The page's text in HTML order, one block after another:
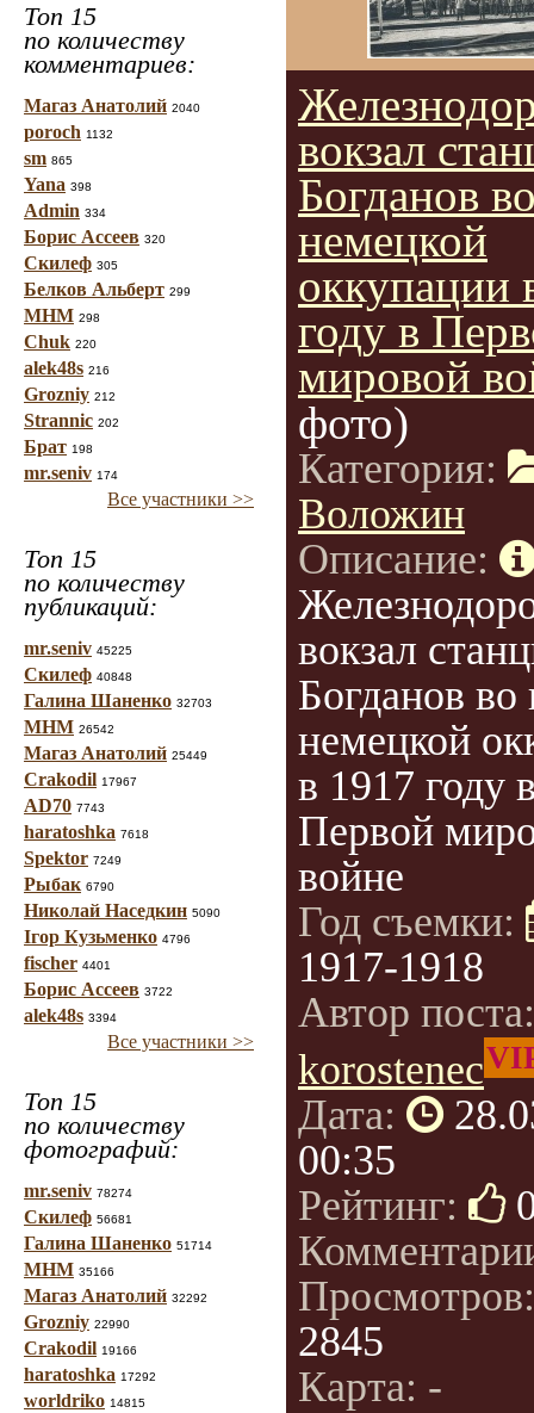
Топ 15
по количеству
комментариев:
Магаз Анатолий 2040
poroch 1132
sm 865
Yana 398
Admin 334
Борис Ассеев 320
Скилеф 305
Белков Альберт 299
МНМ 298
Chuk 220
alek48s 216
Grozniy 212
Strannic 202
Брат 198
mr.seniv 174
Все участники >>
Топ 15
по количеству
публикаций:
mr.seniv 45225
Скилеф 40848
Галина Шаненко 32703
МНМ 26542
Магаз Анатолий 25449
Crakodil 17967
AD70 7743
haratoshka 7618
Spektor 7249
Рыбак 6790
Николай Наседкин 5090
Ігор Кузьменко 4796
fischer 4401
Борис Ассеев 3722
alek48s 3394
Все участники >>
Топ 15
по количеству
фотографий:
mr.seniv 78274
Скилеф 56681
Галина Шаненко 51714
МНМ 35166
Магаз Анатолий 32292
Grozniy 22990
Crakodil 19166
haratoshka 17292
worldriko 14815
вокзал
Богданов
немецкой
оккупации
году в
мировой
фото)
Категория:
Воложин
Описание:
вокзал
Богданов во
немецкой
в 1917 году
Первой
войне
Год съемки:
1917-1918
Автор
korostenec
Дата:
00:35
Рейтинг:
2845
Карта: -